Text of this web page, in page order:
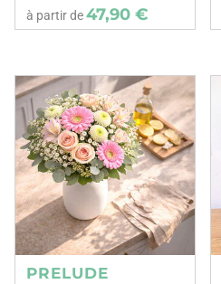
à partir de47,90 €
PRELUDE